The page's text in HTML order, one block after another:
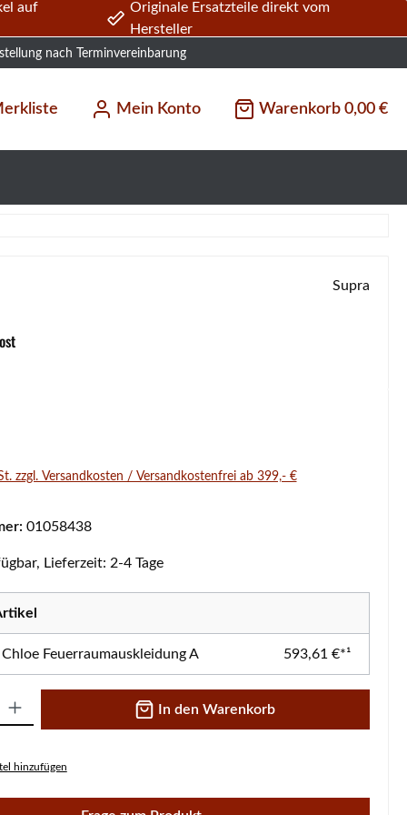
auf
Originale Ersatzteile direkt vom
Hersteller
nach Terminvereinbarung
Mein Konto Warenkorb 0,00 €
Supra
zzgl. Versandkosten / Versandkostenfrei ab 399,- €
01058438
Lieferzeit: 2-4 Tage
Feuerraumauskleidung A 593,61 €*¹
Gib den gewünschten Wert ein oder benutze die Schaltflächen um die
In den Warenkorb
hinzufügen